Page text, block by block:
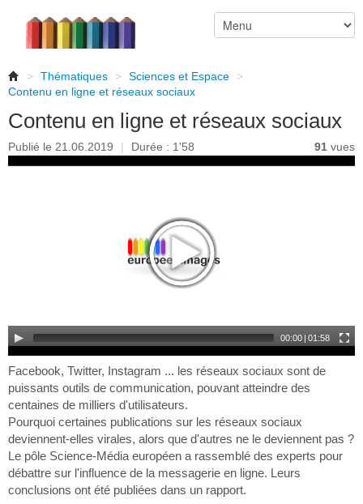
> Thématiques > Sciences et Espace
>
Contenu en ligne et réseaux sociaux
Contenu en ligne et réseaux sociaux
Publié le 21.06.2019 | Durée : 1'58 91 vues
00:00 | 01:58
Facebook, Twitter, Instagram ... les réseaux sociaux sont de
puissants outils de communication, pouvant atteindre des
centaines de milliers d'utilisateurs.
Pourquoi certaines publications sur les réseaux sociaux
deviennent-elles virales, alors que d'autres ne le deviennent pas ?
Le pôle Science-Média européen a rassemblé des experts pour
débattre sur l'influence de la messagerie en ligne. Leurs
conclusions ont été publiées dans un rapport.